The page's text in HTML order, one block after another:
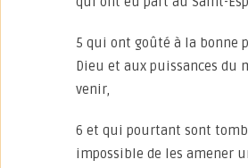
5 qui ont goûté à la bonne
Dieu et aux puissances du
venir,
6 et qui pourtant sont
impossible de les amener